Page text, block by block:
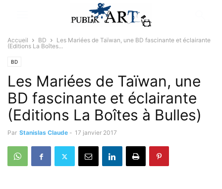
Accueil BD
Les Mariées de Taïwan, une BD fascinante et éclairante
(Editions La Boîtes...
BD
Les Mariées de Taïwan, une
BD fascinante et éclairante
(Editions La Boîtes à Bulles)
Par Stanislas Claude - 17 janvier 2017